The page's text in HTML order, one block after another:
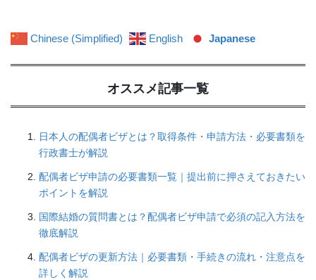
Chinese (Simplified) English Japanese
オススメ記事一覧
日本人の配偶者ビザとは？取得条件・申請方法・必要書類を
行政書士が解説
配偶者ビザ申請の必要書類一覧｜提出前に押さえておきたい
ポイントを解説
国際結婚の質問書とは？配偶者ビザ申請で必須の記入方法を
徹底解説
配偶者ビザの更新方法｜必要書類・手続きの流れ・注意点を
詳しく解説